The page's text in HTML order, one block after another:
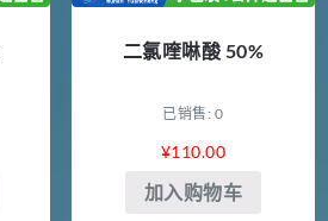
二氯喹啉酸 50%
已销售: 0
¥110.00
加入购物车